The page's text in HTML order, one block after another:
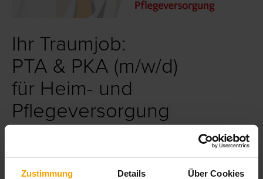
Zustimmung Details Über Cookies
Ihr Traumjob:
PTA & PKA (m/w/d)
für Heim- und
Pflegeversorgung
Work-Life-Balance
Faire Vergütung